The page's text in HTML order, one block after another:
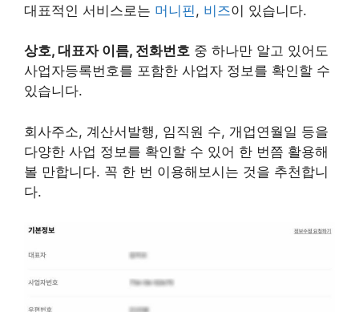
대표적인 서비스로는 머니핀, 비즈이 있습니다.
상호, 대표자 이름, 전화번호 중 하나만 알고 있어도
사업자등록번호를 포함한 사업자 정보를 확인할 수
있습니다.
회사주소, 계산서발행, 임직원 수, 개업연월일 등을
다양한 사업 정보를 확인할 수 있어 한 번쯤 활용해
볼 만합니다. 꼭 한 번 이용해보시는 것을 추천합니
다.